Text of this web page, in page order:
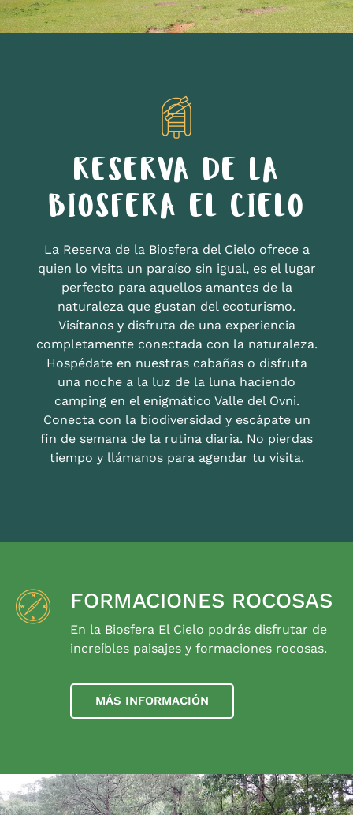
RESERVA DE LA
BIOSFERA EL CIELO
La Reserva de la Biosfera del Cielo ofrece a
quien lo visita un paraíso sin igual, es el lugar
perfecto para aquellos amantes de la
naturaleza que gustan del ecoturismo.
Visítanos y disfruta de una experiencia
completamente conectada con la naturaleza.
Hospédate en nuestras cabañas o disfruta
una noche a la luz de la luna haciendo
camping en el enigmático Valle del Ovni.
Conecta con la biodiversidad y escápate un
fin de semana de la rutina diaria. No pierdas
tiempo y llámanos para agendar tu visita.
FORMACIONES ROCOSAS
En la Biosfera El Cielo podrás disfrutar de
increíbles paisajes y formaciones rocosas.
MÁS INFORMACIÓN